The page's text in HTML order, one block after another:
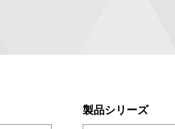
製品シリーズ